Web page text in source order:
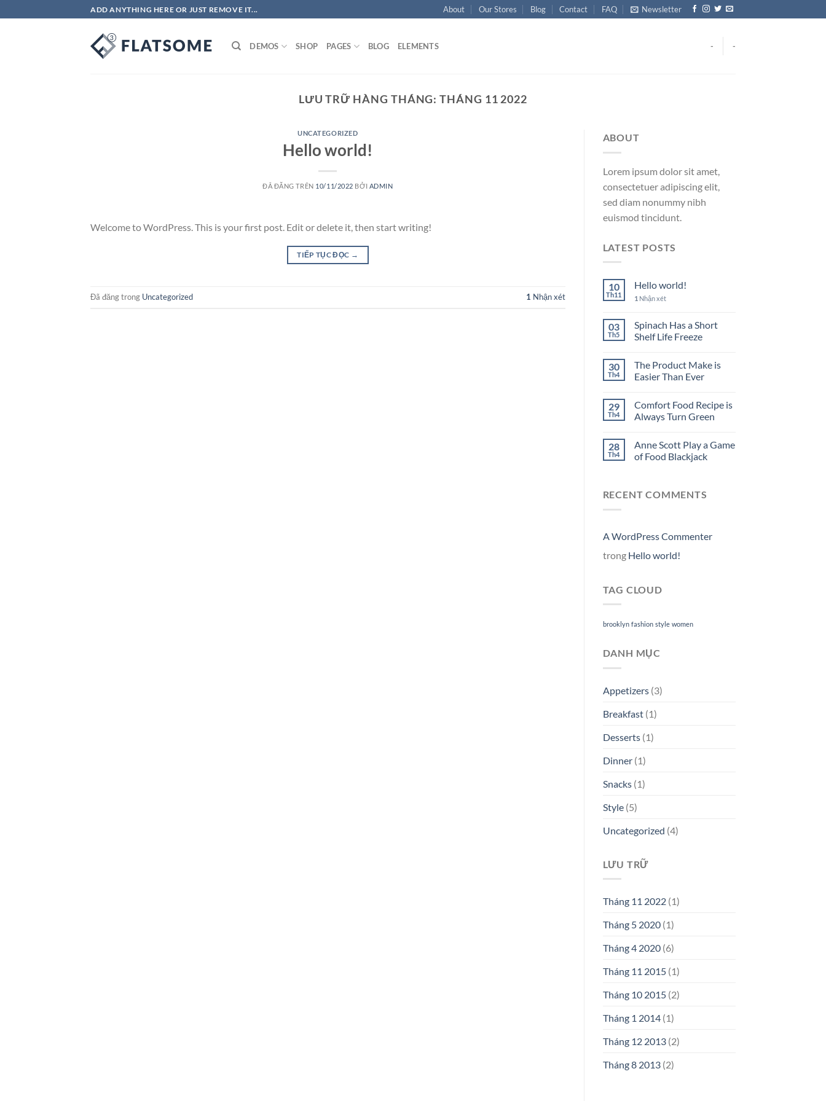
đến
ADD ANYTHING HERE OR JUST REMOVE IT... About Our Stores Blog Contact FAQ Newsletter
DEMOS SHOP PAGES BLOG ELEMENTS - -
LƯU TRỮ HÀNG THÁNG:THÁNG 11 2022
UNCATEGORIZED
Hello world!
ĐÃ ĐĂNG TRÊN 10/11/2022 BỞI ADMIN
Welcome to WordPress. This is your first post. Edit or delete it, then start writing!
TIẾP TỤC ĐỌC →
Đã đăng trong Uncategorized 1 Nhận xét
ABOUT
Lorem ipsum dolor sit amet,
consectetuer adipiscing elit,
sed diam nonummy nibh
euismod tincidunt.
LATEST POSTS
10
Th11
Hello world!
1 Nhận xét
03
Th5
Spinach Has a Short
Shelf Life Freeze
30
Th4
The Product Make is
Easier Than Ever
29
Th4
Comfort Food Recipe is
Always Turn Green
28
Th4
Anne Scott Play a Game
of Food Blackjack
RECENT COMMENTS
A WordPress Commenter
trong Hello world!
TAG CLOUD
brooklyn fashion style women
DANH MỤC
Appetizers(3)
Breakfast(1)
Desserts(1)
Dinner(1)
Snacks(1)
Style(5)
Uncategorized (4)
LƯU TRỮ
Tháng 11 2022(1)
Tháng 5 2020(1)
Tháng 4 2020(6)
Tháng 11 2015(1)
Tháng 10 2015(2)
Tháng 1 2014(1)
Tháng 12 2013(2)
Tháng 8 2013(2)